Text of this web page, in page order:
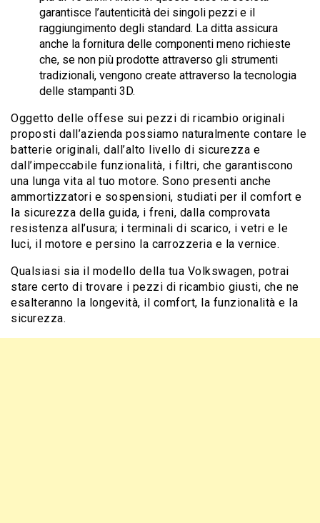
garantisce l’autenticità dei singoli pezzi e il
raggiungimento degli standard. La ditta assicura
anche la fornitura delle componenti meno richieste
che, se non più prodotte attraverso gli strumenti
tradizionali, vengono create attraverso la tecnologia
delle stampanti 3D.
Oggetto delle offese sui pezzi di ricambio originali
proposti dall’azienda possiamo naturalmente contare le
batterie originali, dall’alto livello di sicurezza e
dall’impeccabile funzionalità, i filtri, che garantiscono
una lunga vita al tuo motore. Sono presenti anche
ammortizzatori e sospensioni, studiati per il comfort e
la sicurezza della guida, i freni, dalla comprovata
resistenza all’usura; i terminali di scarico, i vetri e le
luci, il motore e persino la carrozzeria e la vernice.
Qualsiasi sia il modello della tua Volkswagen, potrai
stare certo di trovare i pezzi di ricambio giusti, che ne
esalteranno la longevità, il comfort, la funzionalità e la
sicurezza.